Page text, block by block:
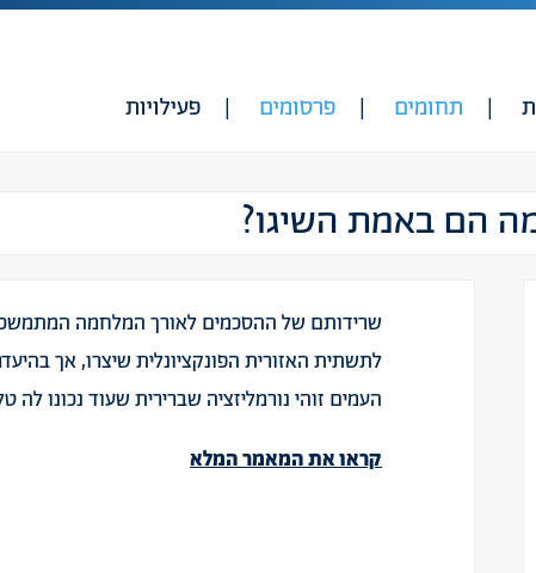
תחומים פרסומים פעילויות
הם באמת השיגו?
שרידותם של ההסכמים לאורך המלחמה
לתשתית האזורית הפונקציונלית שיצרו, אך
העמים זוהי נורמליזציה שברירית שעוד נכונו לה
קראו את המאמר המלא